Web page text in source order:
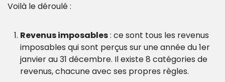
Voilà le déroulé :
Revenus imposables : ce sont tous les revenus
imposables qui sont perçus sur une année du 1er
janvier au 31 décembre. Il existe 8 catégories de
revenus, chacune avec ses propres règles.